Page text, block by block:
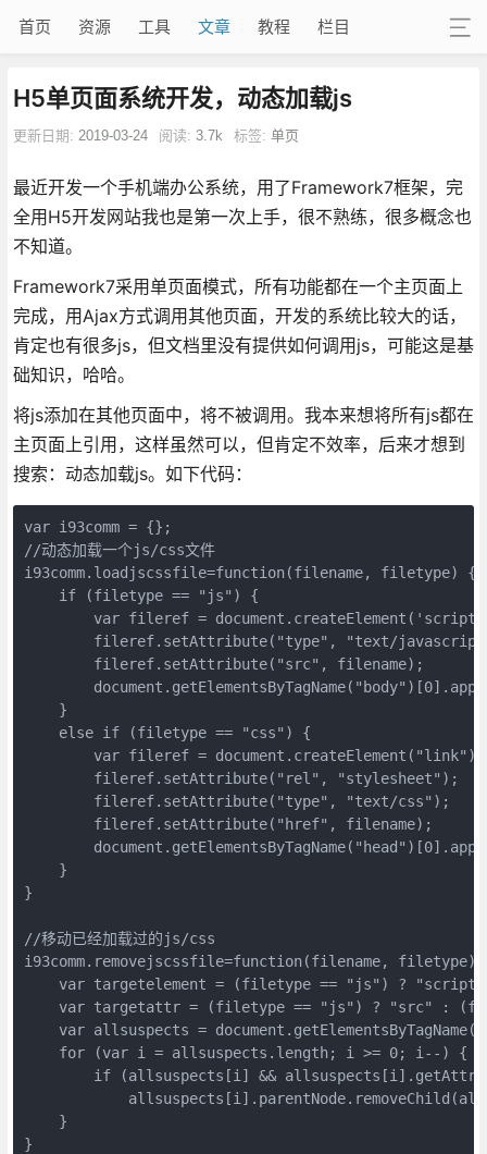
首页 资源 工具 文章 教程 栏目
H5单页面系统开发，动态加载js
更新日期: 2019-03-24 阅读: 3.7k 标签: 单页
最近开发一个手机端办公系统，用了Framework7框架，完
全用H5开发网站我也是第一次上手，很不熟练，很多概念也
不知道。
Framework7采用单页面模式，所有功能都在一个主页面上
完成，用Ajax方式调用其他页面，开发的系统比较大的话，
肯定也有很多js，但文档里没有提供如何调用js，可能这是基
础知识，哈哈。
将js添加在其他页面中，将不被调用。我本来想将所有js都在
主页面上引用，这样虽然可以，但肯定不效率，后来才想到
搜索：动态加载js。如下代码：
var i93comm = {};
//动态加载一个js/css文件
i93comm.loadjscssfile=function(filename, filetype) {
    if (filetype == "js") {
var fileref =
fileref.setAttribute("type", "text/
        fileref.setAttribute("src", filename);
    }
    else if (filetype == "css") {
        var fileref = document.createElement("link");
        fileref.setAttribute("rel", "stylesheet");
        fileref.setAttribute("type", "text/css");
        fileref.setAttribute("href", filename);
    }
}
//移动已经加载过的js/css
i93comm.removejscssfile=function(filename, filetype)
var targetelement = (filetype == "js") ?
var targetattr = (filetype == "js") ? "src" :
var allsuspects =
    for (var i = allsuspects.length; i >= 0; i--) {
if (allsuspects[i] &&
    }
}